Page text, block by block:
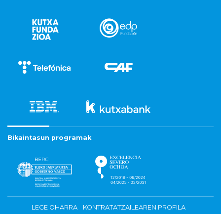
Bikaintasun programak
LEGE OHARRA
KONTRATATZAILEAREN PROFILA